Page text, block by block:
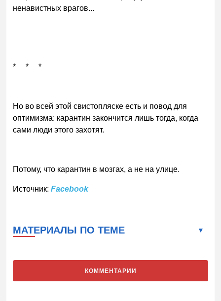
ненавистных врагов...
* * *
Но во всей этой свистопляске есть и повод для
оптимизма: карантин закончится лишь тогда, когда
сами люди этого захотят.
Потому, что карантин в мозгах, а не на улице.
Источник:Facebook
МАТЕРИАЛЫ ПО ТЕМЕ
КОММЕНТАРИИ